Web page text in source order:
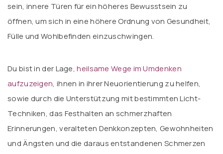
sein, innere Türen für ein höheres Bewusstsein zu
öffnen, um sich in eine höhere Ordnung von Gesundheit,
Fülle und Wohlbefinden einzuschwingen.
Du bist in der Lage,heilsame Wege im Umdenken
aufzuzeigen, ihnen in ihrer Neuorientierung zu helfen,
sowie durch die Unterstützung mit bestimmten Licht-
Techniken, das Festhalten an schmerzhaften
Erinnerungen, veralteten Denkkonzepten, Gewohnheiten
und Ängsten und die daraus entstandenen Schmerzen